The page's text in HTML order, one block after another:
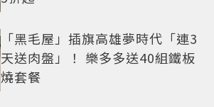
「黑毛屋」插旗高雄夢時代「連3
天送肉盤」！ 樂多多送40組鐵板
燒套餐